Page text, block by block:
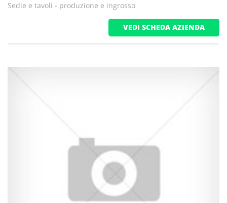
Sedie e tavoli - produzione e ingrosso
VEDI SCHEDA AZIENDA